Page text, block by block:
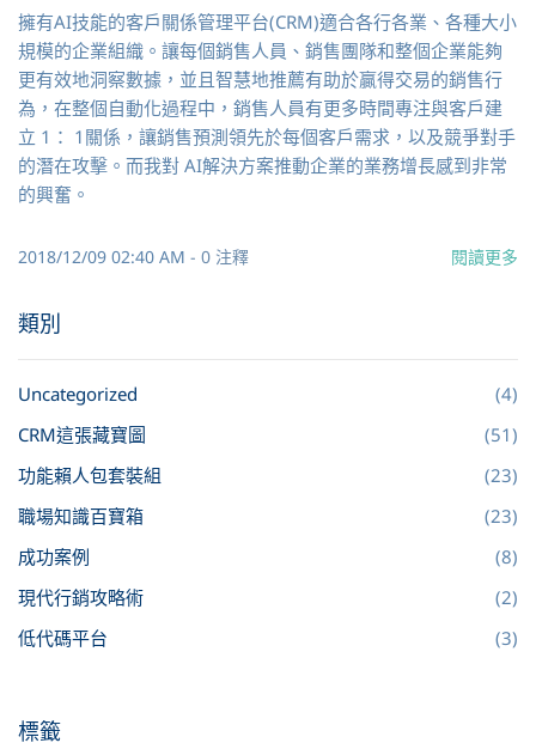
擁有AI技能的客戶關係管理平台(CRM)適合各行各業、各種大小
規模的企業組織。讓每個銷售人員、銷售團隊和整個企業能夠
更有效地洞察數據，並且智慧地推薦有助於贏得交易的銷售行
為，在整個自動化過程中，銷售人員有更多時間專注與客戶建
立 1： 1關係，讓銷售預測領先於每個客戶需求，以及競爭對手
的潛在攻擊。而我對 AI解決方案推動企業的業務增長感到非常
的興奮。
2018/12/09 02:40 AM - 0 注釋 閱讀更多
類別
Uncategorized
(4)
CRM這張藏寶圖
(51)
功能賴人包套裝組
(23)
職場知識百寶箱
(23)
成功案例
(8)
現代行銷攻略術
(2)
低代碼平台
(3)
標籤